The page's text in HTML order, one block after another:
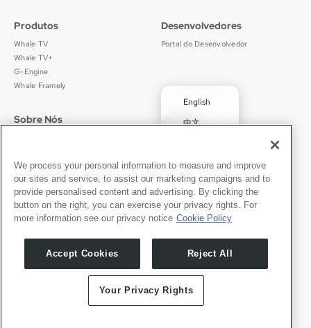
Português
English
中文
✓Português
Español
Produtos
Whale TV
Whale TV+
G-Engine
Whale Framely
Desenvolvedores
Portal do Desenvolvedor
Sobre Nós
Notícias
Sala de Imprensa
Jurídico
京ICP备11012483号-9
Contato
Seja Nosso Parceiro
We process your personal information to measure and improve
our sites and service, to assist our marketing campaigns and to
provide personalised content and advertising. By clicking the
button on the right, you can exercise your privacy rights. For
more information see our privacy notice Cookie Policy
Accept Cookies Reject All
Your Privacy Rights